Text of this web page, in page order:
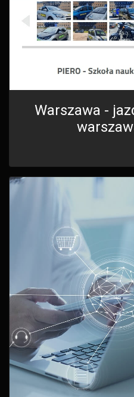
Warszawa -